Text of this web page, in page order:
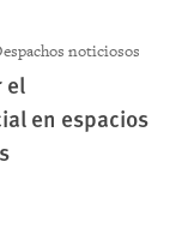
noticiosos
el
en espacios